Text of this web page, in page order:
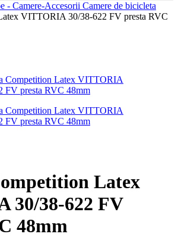
- Camere-Accesorii Camere de bicicleta
VITTORIA 30/38-622 FV presta RVC
Latex
30/38-622 FV
48mm